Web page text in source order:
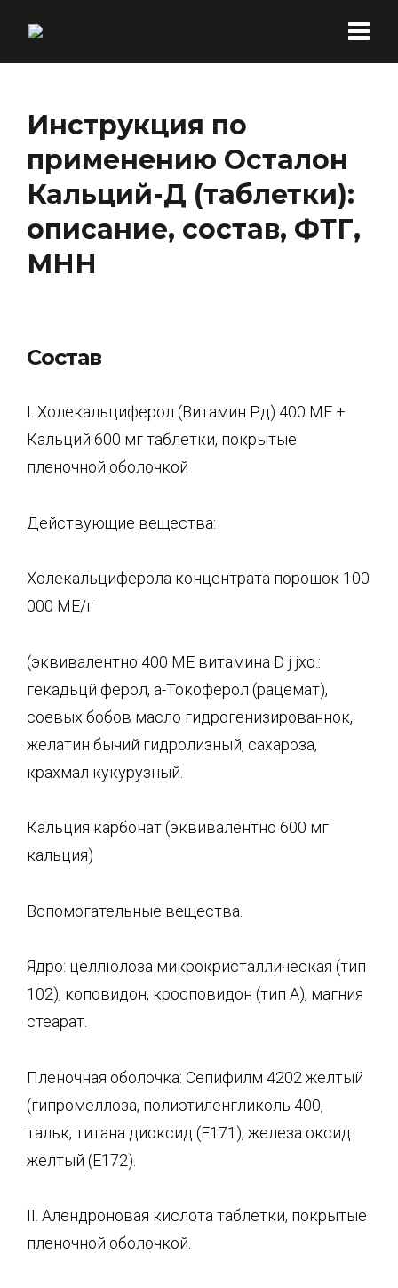
Инструкция по
применению Осталон
Кальций-Д (таблетки):
описание, состав, ФТГ,
МНН
Состав
I. Холекальциферол (Витамин Рд) 400 ME +
Кальций 600 мг таблетки, покрытые
пленочной оболочкой
Действующие вещества:
Холекальциферола концентрата порошок 100
000 МЕ/г
(эквивалентно 400 ME витамина D j jxo.:
гекадьцй ферол, а-Токоферол (рацемат),
соевых бобов масло гидрогенизированнок,
желатин бычий гидролизный, сахароза,
крахмал кукурузный.
Кальция карбонат (эквивалентно 600 мг
кальция)
Вспомогательные вещества.
Ядро: целлюлоза микрокристаллическая (тип
102), коповидон, кросповидон (тип А), магния
стеарат.
Пленочная оболочка: Сепифилм 4202 желтый
(гипромеллоза, полиэтиленгликоль 400,
тальк, титана диоксид (Е171), железа оксид
желтый (Е172).
II. Алендроновая кислота таблетки, покрытые
пленочной оболочкой.